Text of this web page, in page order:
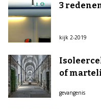
3
kijk 2-2019
of
gevangenis